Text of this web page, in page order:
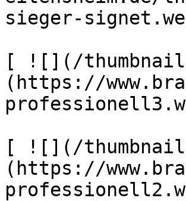
sieger-
[ ![](/
(https://
[ ![](/
(https://